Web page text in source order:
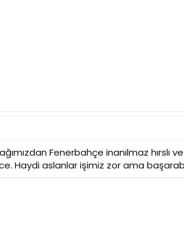
Fenerbahçe inanılmaz
Haydi aslanlar işimiz zor ama